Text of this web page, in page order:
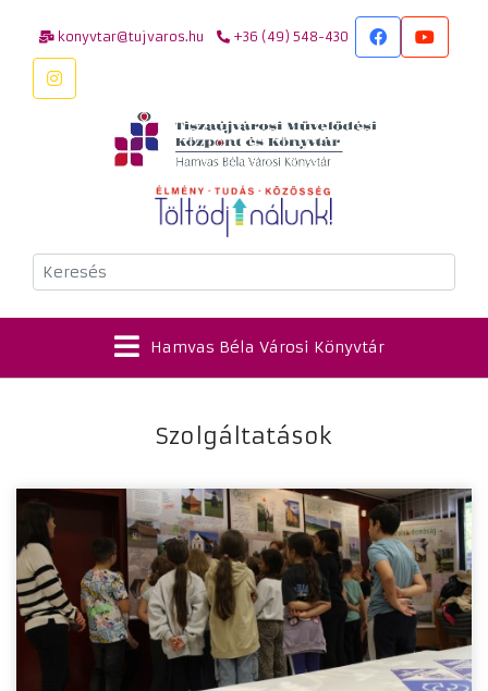
konyvtar@tujvaros.hu +36 (49) 548-430
Keresés
Hamvas Béla Városi Könyvtár
Szolgáltatások